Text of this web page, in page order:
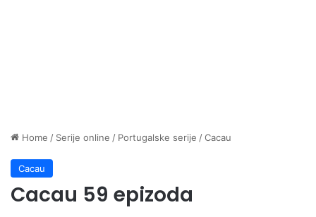
Home / Serije online / Portugalske serije /Cacau
Cacau
Cacau 59 epizoda